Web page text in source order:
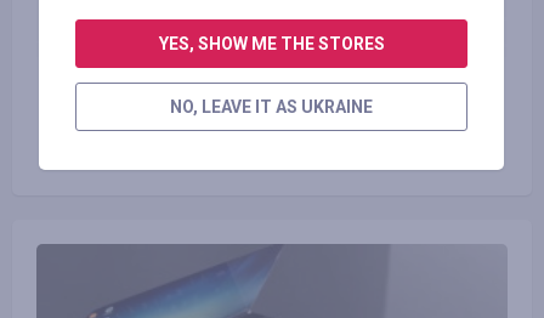
23.06.2016
Види екологічно чистого
YES, SHOW ME THE STORES
NO, LEAVE IT AS UKRAINE